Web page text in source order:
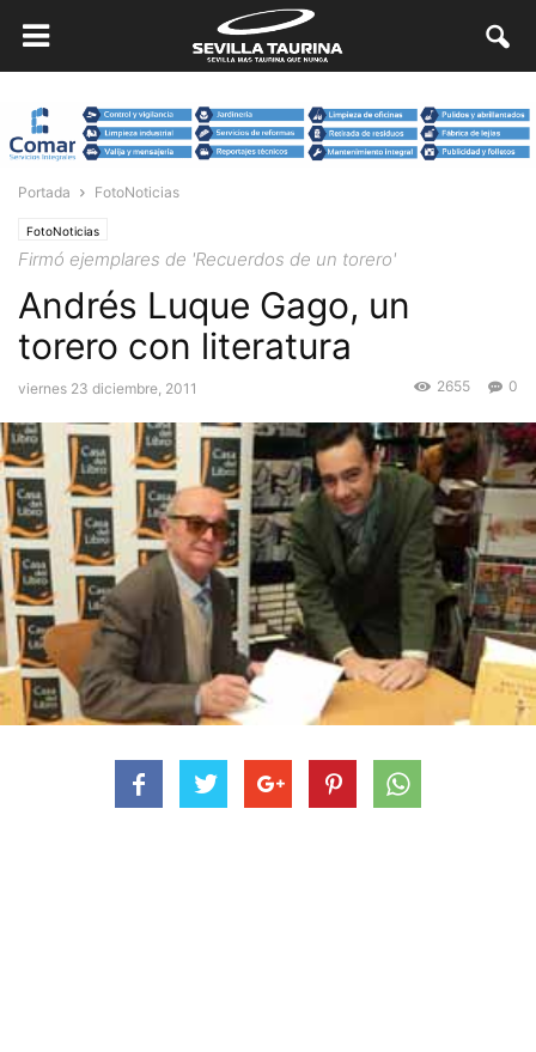
Portada FotoNoticias
FotoNoticias
Firmó ejemplares de 'Recuerdos de un torero'
Andrés Luque Gago, un
torero con literatura
viernes 23 diciembre, 2011 0
2655